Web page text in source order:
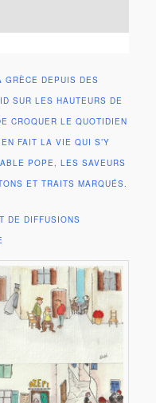
GRÈCE DEPUIS DES
SUR LES HAUTEURS DE
CROQUER LE QUOTIDIEN
FAIT LA VIE QUI S’Y
POPE, LES SAVEURS
ET TRAITS MARQUÉS.
DE DIFFUSIONS